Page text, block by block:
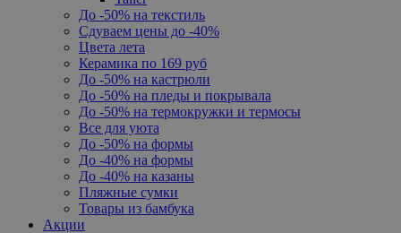
До -50% на текстиль
Сдуваем цены до -40%
Цвета лета
Керамика по 169 руб
До -50% на кастрюли
До -50% на пледы и покрывала
До -50% на термокружки и термосы
Все для уюта
До -50% на формы
До -40% на формы
До -40% на казаны
Пляжные сумки
Товары из бамбука
Акции